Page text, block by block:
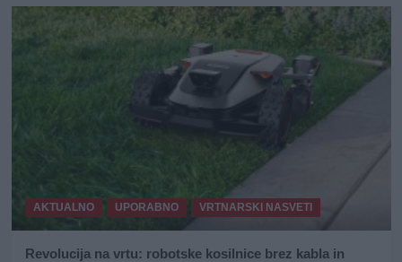
AKTUALNO UPORABNO VRTNARSKI NASVETI
Revolucija na vrtu: robotske kosilnice brez kabla in